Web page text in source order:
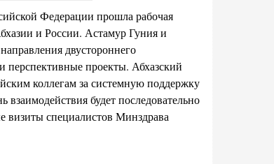
Федерации прошла рабочая
и России. Астамур Гуния и
двустороннего
перспективные проекты. Абхазский
коллегам за системную поддержку
будет последовательно
визиты специалистов Минздрава